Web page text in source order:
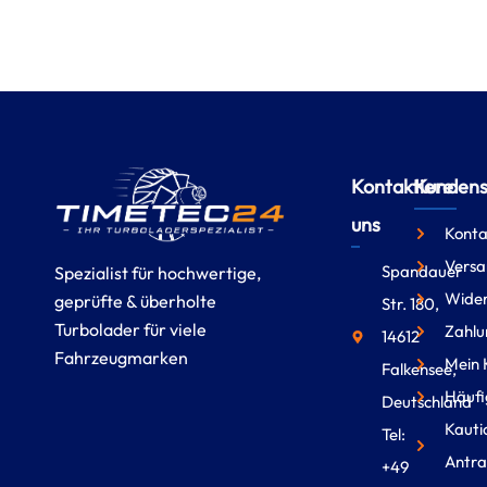
Spezialist für hochwertige,
geprüfte & überholte
Turbolader für viele
Fahrzeugmarken
Kontaktiere
uns
Spandauer
Str. 180,
14612
Falkensee,
Deutschland
Tel:
+49
Mein